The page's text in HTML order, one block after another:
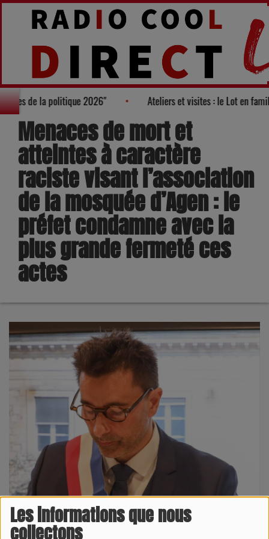
Les informations que nous
collectons
"100 nouveaux visages de la politique 2026" Ateliers et
Menaces de mort et
atteintes à caractère
raciste visant l’association
de la mosquée d’Agen : le
préfet condamne avec la
plus grande fermeté ces
actes